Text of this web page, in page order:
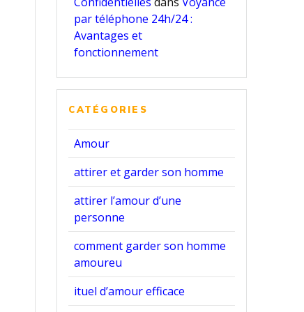
par téléphone 24h/24 :
Avantages et
fonctionnement
CATÉGORIES
Amour
attirer et garder son homme
attirer l’amour d’une
personne
comment garder son homme
amoureu
ituel d’amour efficace